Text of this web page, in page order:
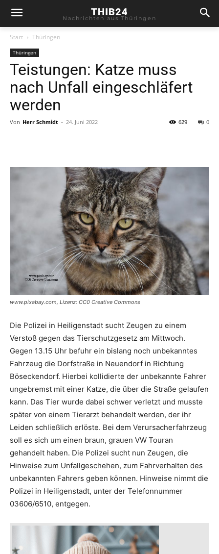
THIB24
Nachrichten aus Thüringen
Start Thüringen
Thüringen
Teistungen: Katze muss
nach Unfall eingeschläfert
werden
Von Herr Schmidt - 24. Juni 2022 0
629
www.pixabay.com, Lizenz: CC0 Creative Commons
Die Polizei in Heiligenstadt sucht Zeugen zu einem
Verstoß gegen das Tierschutzgesetz am Mittwoch.
Gegen 13.15 Uhr befuhr ein bislang noch unbekanntes
Fahrzeug die Dorfstraße in Neuendorf in Richtung
Böseckendorf. Hierbei kollidierte der unbekannte Fahrer
ungebremst mit einer Katze, die über die Straße gelaufen
kann. Das Tier wurde dabei schwer verletzt und musste
später von einem Tierarzt behandelt werden, der ihr
Leiden schließlich erlöste. Bei dem Verursacherfahrzeug
soll es sich um einen braun, grauen VW Touran
gehandelt haben. Die Polizei sucht nun Zeugen, die
Hinweise zum Unfallgeschehen, zum Fahrverhalten des
unbekannten Fahrers geben können. Hinweise nimmt die
Polizei in Heiligenstadt, unter der Telefonnummer
03606/6510, entgegen.